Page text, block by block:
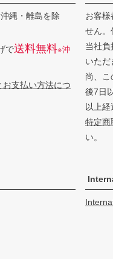
縄・離島を除
で送料無料※沖
お支払い方法につ
お客様
せん。
当社負
いただ
尚、
後7日
以上
特定商
い。